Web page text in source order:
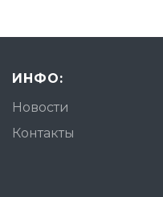
ИНФО:
Новости
Контакты